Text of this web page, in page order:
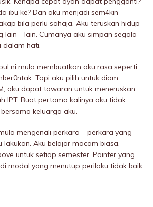
ibu ke? Dan aku menjadi sem4kin
bila perlu sahaja. Aku teruskan hidup
lain – lain. Cumanya aku simpan segala
dalam hati.
ni mula membuatkan aku rasa seperti
Tapi aku pilih untuk diam.
aku dapat tawaran untuk meneruskan
IPT. Buat pertama kalinya aku tidak
keluarga aku.
mengenali perkara – perkara yang
Aku belajar macam biasa.
untuk setiap semester. Pointer yang
modal yang menutup perilaku tidak baik